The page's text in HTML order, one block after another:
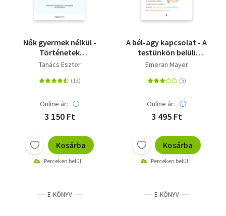
Nők gyermek nélkül -
Történetek
vágyakozásról,
választásról
Tanács Eszter
Online ár:
3 150 Ft
Kosárba
Perceken belül
A bél-agy kapcsolat - A
testünkön belüli
rejtett kommunikáció
hangulatunkra,
egészségi
állapotunkra
Emeran Mayer
Online ár:
3 495 Ft
Kosárba
Perceken belül
E-KÖNYV E-KÖNYV